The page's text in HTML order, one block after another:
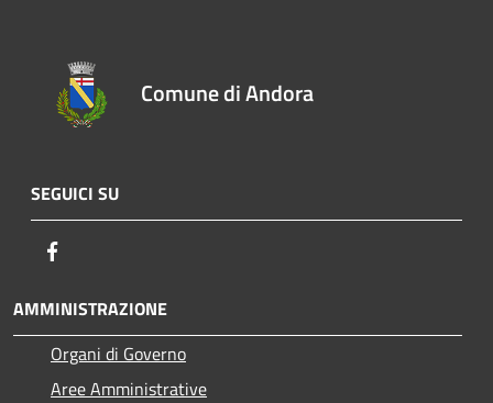
Comune di Andora
SEGUICI SU
AMMINISTRAZIONE
Organi di Governo
Aree Amministrative